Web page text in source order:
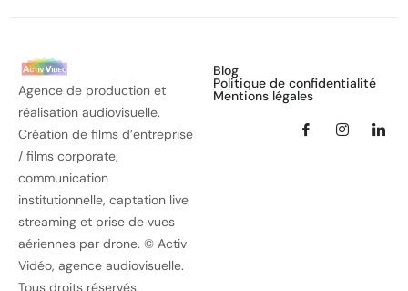
Agence de production et
réalisation audiovisuelle.
Création de films d’entreprise
/ films corporate,
communication
institutionnelle, captation live
streaming et prise de vues
aériennes par drone. © Activ
Vidéo, agence audiovisuelle.
Tous droits réservés.
Blog
Politique de confidentialité
Mentions légales